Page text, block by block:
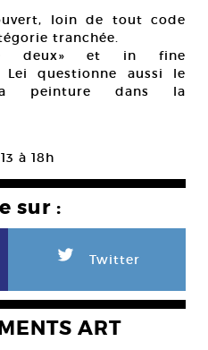
loin de tout code
tranchée.
deux» et in fine
Lei questionne aussi le
peinture dans la
à 18h
sur :
L Twitter
ART